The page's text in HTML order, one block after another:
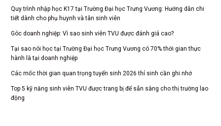
Quy trình nhập học K17 tại Trường Đại học Trưng Vương: Hướng dẫn chi
tiết dành cho phụ huynh và tân sinh viên
Góc doanh nghiệp: Vì sao sinh viên TVU được đánh giá cao?
Tại sao nói học tại Trường Đại học Trưng Vương có 70% thời gian thực
hành là tại doanh nghiệp
Các mốc thời gian quan trọng tuyển sinh 2026 thí sinh cần ghi nhớ
Top 5 kỹ năng sinh viên TVU được trang bị để sẵn sàng cho thị trường lao
động